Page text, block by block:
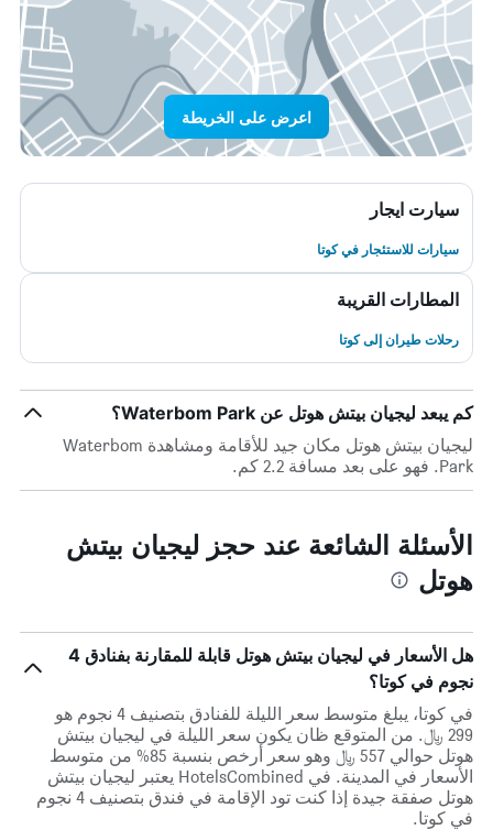
اعرض على الخريطة
سيارت ايجار
سيارات للاستئجار في كوتا
المطارات القريبة
رحلات طيران إلى كوتا
كم يبعد ليجيان بيتش هوتل عن Waterbom Park؟
ليجيان بيتش هوتل مكان جيد للأقامة ومشاهدة Waterbom
Park. فهو على بعد مسافة 2.2 كم.
الأسئلة الشائعة عند حجز ليجيان بيتش
هوتل
هل الأسعار في ليجيان بيتش هوتل قابلة للمقارنة بفنادق 4
نجوم في كوتا؟
في كوتا، يبلغ متوسط ​​سعر الليلة للفنادق بتصنيف 4 نجوم هو
299 ﷼. من المتوقع ظان يكون سعر الليلة في ليجيان بيتش
هوتل حوالي 557 ﷼ وهو سعر أرخص بنسبة 85% من متوسط
الأسعار في المدينة. في HotelsCombined يعتبر ليجيان بيتش
هوتل صفقة جيدة إذا كنت تود الإقامة في فندق بتصنيف 4 نجوم
في كوتا.